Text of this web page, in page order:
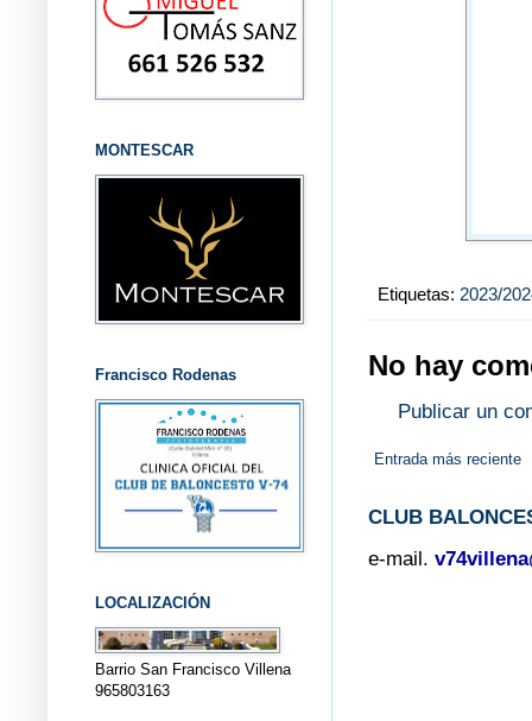
Etiquetas: 2023/
No hay
Publicar un
Entrada más reciente
CLUB
e-mail.
MONTESCAR
Francisco Rodenas
LOCALIZACIÓN
Barrio San Francisco Villena
965803163